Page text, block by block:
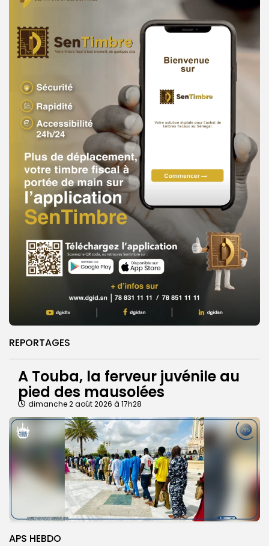
REPORTAGES
A Touba, la ferveur juvénile au
pied des mausolées
dimanche 2 août 2026 à 17h28
APS HEBDO